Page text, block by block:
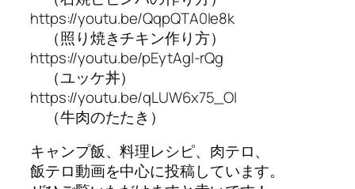
https://youtu.be/QqpQTA0Ie8k
（照り焼きチキン作り方）
https://youtu.be/pEytAgl-rQg
（ユッケ丼）
https://youtu.be/qLUW6x75_OI
（牛肉のたたき）
キャンプ飯、料理レシピ、肉テロ、
飯テロ動画を中心に投稿しています。